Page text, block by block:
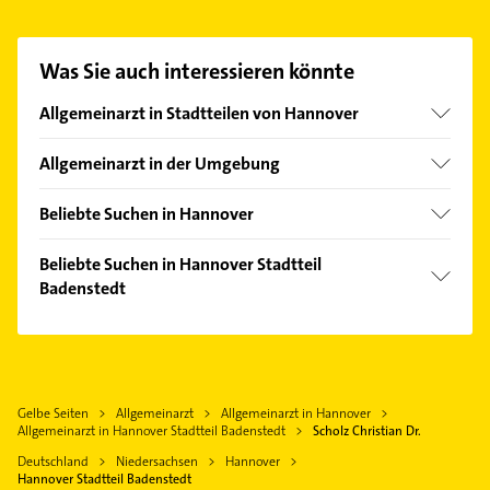
finden Sie alleKontaktdaten.
Was Sie auch interessieren könnte
Allgemeinarzt in Stadtteilen von Hannover
Ahlem
Bemerode
Döhren
Hainholz
Lahe
Limmer
Allgemeinarzt in der Umgebung
Ronnenberg
Seelze
Gehrden Hannover
Pattensen
Isernhagen
Beliebte Suchen in Hannover
Phoniatrie
Logopädie
Zahnarzt
Kanalreinigung
Klempner
Beliebte Suchen in Hannover Stadtteil
Badenstedt
Bauunternehmen
Putzfrau
Gelbe Seiten Allgemeinarzt
Allgemeinarzt in Hannover
Allgemeinarzt in Hannover Stadtteil Badenstedt
Scholz Christian Dr.
Deutschland
Niedersachsen
Hannover
Hannover Stadtteil Badenstedt